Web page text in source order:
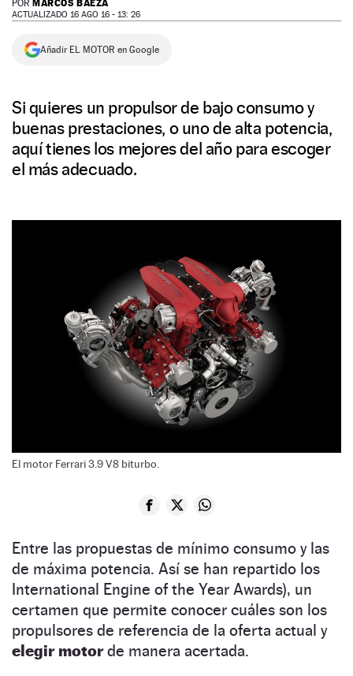
NEWSLETTER
POR MARCOS BAEZA
ACTUALIZADO 16 AGO 16 - 13: 26
Añadir EL MOTOR en Google
Si quieres un propulsor de bajo consumo y
buenas prestaciones, o uno de alta potencia,
aquí tienes los mejores del año para escoger
el más adecuado.
El motor Ferrari 3.9 V8 biturbo.
Entre las propuestas de mínimo consumo y las
de máxima potencia. Así se han repartido los
International Engine of the Year Awards), un
certamen que permite conocer cuáles son los
propulsores de referencia de la oferta actual y
elegir motorde manera acertada.